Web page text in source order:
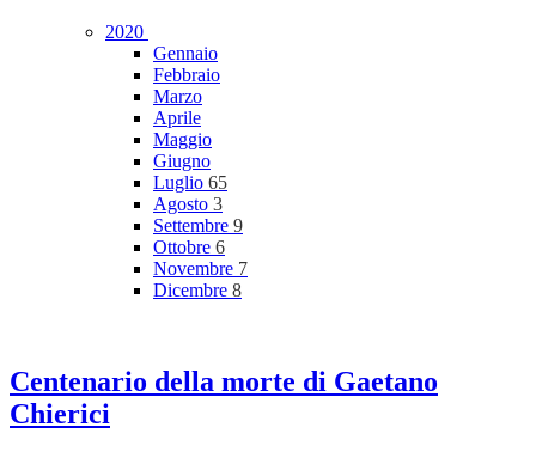
2020
Gennaio
Febbraio
Marzo
Aprile
Maggio
Giugno
Luglio 65
Agosto 3
Settembre 9
Ottobre 6
Novembre 7
Dicembre 8
Centenario della morte di Gaetano
Chierici